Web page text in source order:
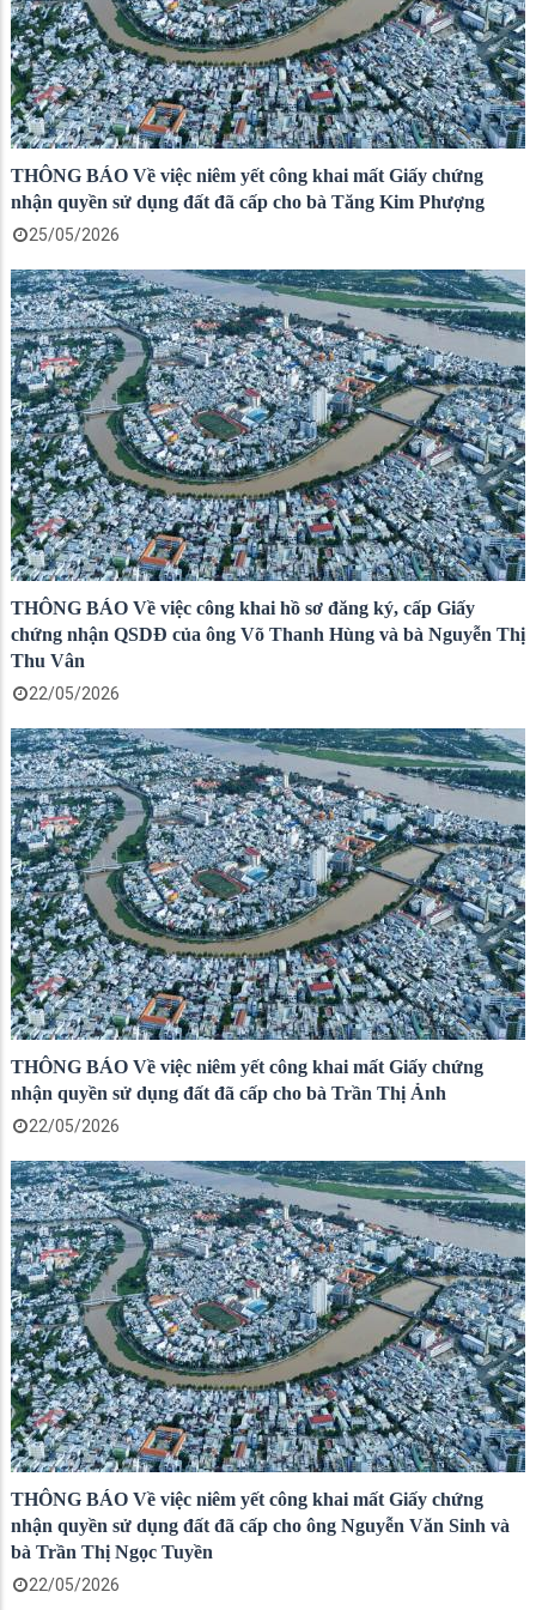
THÔNG BÁO Về việc niêm yết công khai mất Giấy chứng
nhận quyền sử dụng đất đã cấp cho bà Tăng Kim Phượng
25/05/2026
THÔNG BÁO Về việc công khai hồ sơ đăng ký, cấp Giấy
chứng nhận QSDĐ của ông Võ Thanh Hùng và bà Nguyễn Thị
Thu Vân
22/05/2026
THÔNG BÁO Về việc niêm yết công khai mất Giấy chứng
nhận quyền sử dụng đất đã cấp cho bà Trần Thị Ảnh
22/05/2026
THÔNG BÁO Về việc niêm yết công khai mất Giấy chứng
nhận quyền sử dụng đất đã cấp cho ông Nguyễn Văn Sinh và
bà Trần Thị Ngọc Tuyền
22/05/2026